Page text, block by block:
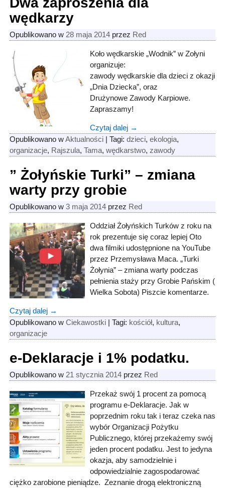
wędkarzy
Opublikowano w 28 maja 2014 przez Red
Koło wędkarskie „Wodnik” w Zołyni
organizuje:
zawody wędkarskie dla dzieci z okazji
„Dnia Dziecka”, oraz
Drużynowe Zawody Karpiowe.
Zapraszamy!
Czytaj dalej →
Opublikowano w Aktualności| Tagi: dzieci, ekologia,
organizacje, Rajszula, Tama, wędkarstwo, zawody
” Żołyńskie Turki” – zmiana
warty przy grobie
Opublikowano w 3 maja 2014 przez Red
Oddział Żołyńskich Turków z roku na
rok prezentuje się coraz lepiej Oto
dwa filmiki udostępnione na YouTube
przez Przemysława Maca. „Turki
Żołynia” – zmiana warty podczas
pełnienia staży przy Grobie Pańskim (
Wielka Sobota) Piszcie komentarze.
Czytaj dalej →
Opublikowano w Ciekawostki| Tagi: kościół, kultura,
organizacje
e-Deklaracje i 1% podatku.
Opublikowano w 21 stycznia 2014 przez Red
Przekaż swój 1 procent za pomocą
programu e-Deklaracje. Jak w
poprzednim roku tak i teraz czeka nas
wybór Organizacji Pożytku
Publicznego, której przekażemy swój
jeden procent podatku. Jest to jedyna
okazja, aby samodzielnie i
odpowiedzialnie zagospodarować
ciężko zarobione pieniądze. Zeznanie drogą elektroniczną